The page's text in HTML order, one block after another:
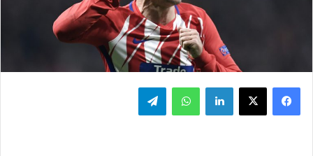
فيسبوك ‫X لينكدإن واتساب تيلقرام